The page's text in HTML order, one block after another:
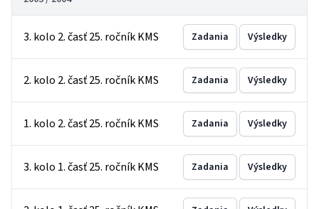
3. kolo 2. časť 25. ročník KMS Zadania Výsledky
2. kolo 2. časť 25. ročník KMS Zadania Výsledky
1. kolo 2. časť 25. ročník KMS Zadania Výsledky
3. kolo 1. časť 25. ročník KMS Zadania Výsledky